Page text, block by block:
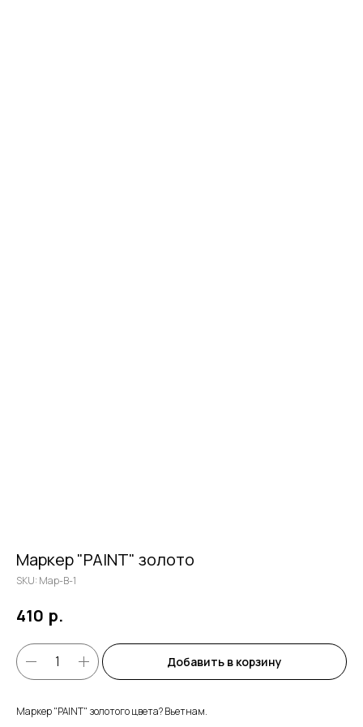
Маркер "PAINT" золото
SKU: Мар-В-1
410 р.
Добавить в корзину
Маркер "PAINT" золотого цвета? Вьетнам.